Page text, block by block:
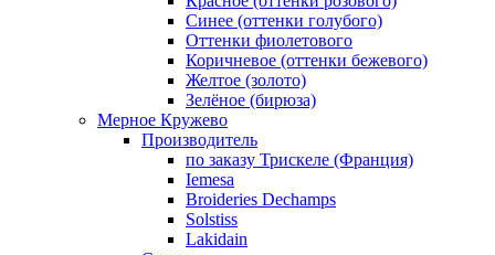
Синее (оттенки голубого)
Оттенки фиолетового
Коричневое (оттенки бежевого)
Желтое (золото)
Зелёное (бирюза)
Мерное Кружево
Производитель
по заказу Трискеле (Франция)
Iemesa
Broideries Dechamps
Solstiss
Lakidain